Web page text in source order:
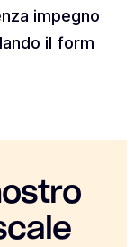
impegno
il form